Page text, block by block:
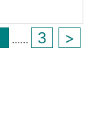
...... 3 >